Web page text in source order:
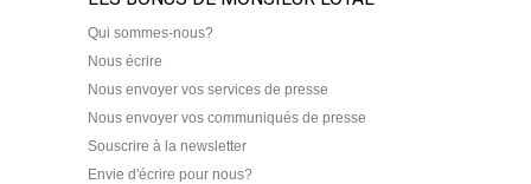
Qui sommes-nous?
Nous écrire
Nous envoyer vos services de presse
Nous envoyer vos communiqués de presse
Souscrire à la newsletter
Envie d'écrire pour nous?